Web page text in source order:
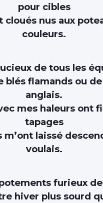
pour cibles
cloués nus aux
couleurs.
de tous les
blés flamands ou
anglais.
mes haleurs ont
tapages
m’ont laissé
voulais.
furieux
hiver plus sourd